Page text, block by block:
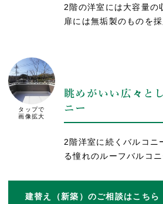
2階の洋室には大容量の
扉には無垢製のものを採
タップで
画像拡大
眺めがいい広々と
ニー
2階洋室に続くバルコニ
る憧れのルーフバルコニ
建替え（新築）のご相談はこちら